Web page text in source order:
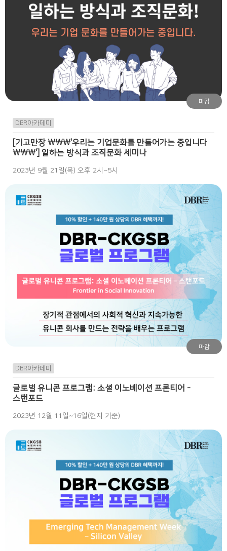
마감
DBR아카데미
[기고만장 \\\'우리는 기업문화를 만들어가는 중입니다
\\\'] 일하는 방식과 조직문화 세미나
2023년 9월 21일(목) 오후 2시~5시
마감
DBR아카데미
글로벌 유니콘 프로그램: 소셜 이노베이션 프론티어 -
스탠포드
2023년 12월 11일~16일(현지 기준)